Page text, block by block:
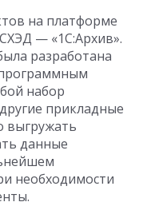
на платформе
— «1С:Архив».
разработана
набор
прикладные
выгружать
данные
необходимости